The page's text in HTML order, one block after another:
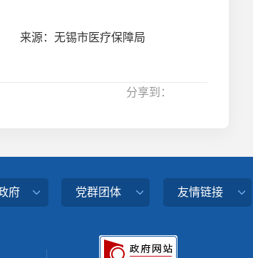
来源：无锡市医疗保障局
分享到：
府 党群团体 友情链接